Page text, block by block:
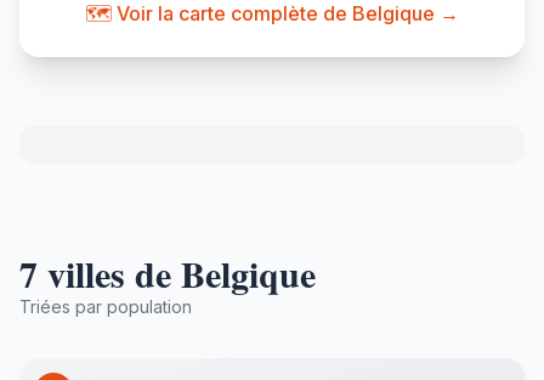
🗺️ Voir la carte complète de Belgique →
7 villes de Belgique
Triées par population